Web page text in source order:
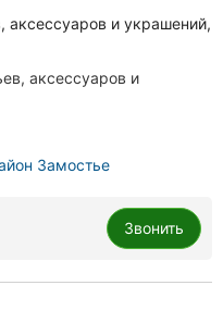
аксессуаров и украшений,
аксессуаров и
Замостье
Звонить